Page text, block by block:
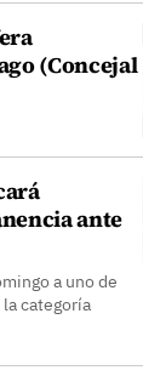
(Concejal
ante
a uno de
categoría